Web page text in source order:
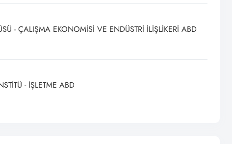
- ÇALIŞMA EKONOMİSİ VE ENDÜSTRİ İLİŞLİKERİ ABD
- İŞLETME ABD